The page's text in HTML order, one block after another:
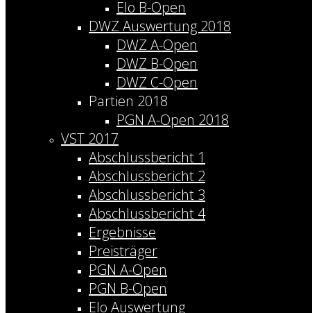
Elo B-Open
DWZ Auswertung 2018
DWZ A-Open
DWZ B-Open
DWZ C-Open
Partien 2018
PGN A-Open 2018
VST 2017
Abschlussbericht 1
Abschlussbericht 2
Abschlussbericht 3
Abschlussbericht 4
Ergebnisse
Preisträger
PGN A-Open
PGN B-Open
Elo Auswertung